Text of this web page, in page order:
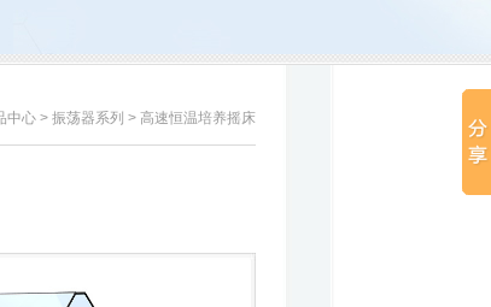
中心 > 振荡器系列 > 高速恒温培养摇床